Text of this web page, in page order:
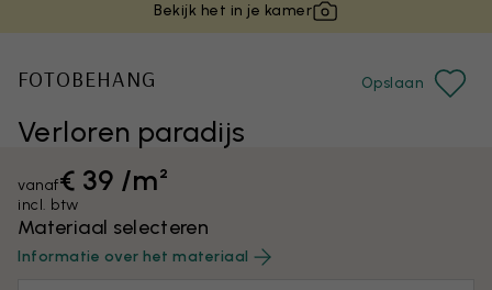
Bekijk het in je kamer
Verloren paradijs
FOTOBEHANG Opslaan
vanaf€ 39 /m²
incl. btw
Materiaal selecteren
Informatie over het materiaal